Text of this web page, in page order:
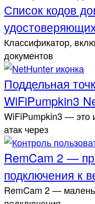
Список кодов
Классификатор,
документов
Поддельная
WiFiPumpkin3
WiFiPumpkin3 — это
атак через
RemCam 2 —
подключения к
RemCam 2 —